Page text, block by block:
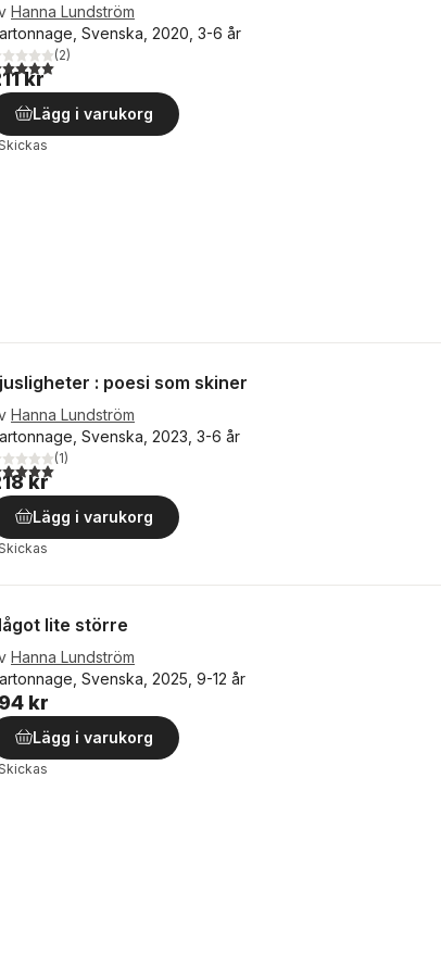
Hanna Lundström
Svenska, 2020, 3-6 år
utav 5 stjärnor. Totalt antal röster:
(2)
kr
Lägg i varukorg
: poesi som skiner
Hanna Lundström
Svenska, 2023, 3-6 år
utav 5 stjärnor. Totalt antal röster:
(1)
kr
Lägg i varukorg
lite större
Hanna Lundström
Svenska, 2025, 9-12 år
kr
Lägg i varukorg